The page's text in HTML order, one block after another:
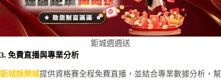
鉅城週週送
3. 免費直播與專業分析
鉅城娛樂城提供資格賽全程免費直播，並結合專業數據分析，幫